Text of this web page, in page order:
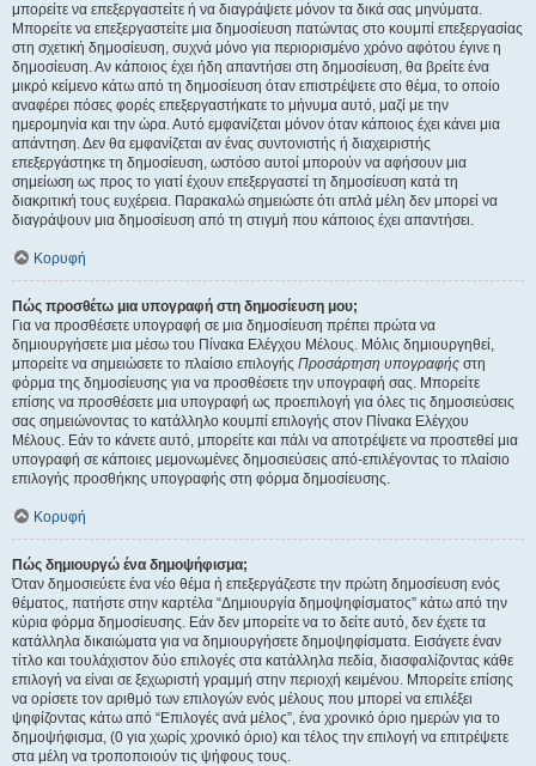
μπορείτε να επεξεργαστείτε ή να διαγράψετε μόνον τα δικά σας μηνύματα.
Μπορείτε να επεξεργαστείτε μια δημοσίευση πατώντας στο κουμπί επεξεργασίας
στη σχετική δημοσίευση, συχνά μόνο για περιορισμένο χρόνο αφότου έγινε η
δημοσίευση. Αν κάποιος έχει ήδη απαντήσει στη δημοσίευση, θα βρείτε ένα
μικρό κείμενο κάτω από τη δημοσίευση όταν επιστρέψετε στο θέμα, το οποίο
αναφέρει πόσες φορές επεξεργαστήκατε το μήνυμα αυτό, μαζί με την
ημερομηνία και την ώρα. Αυτό εμφανίζεται μόνον όταν κάποιος έχει κάνει μια
απάντηση. Δεν θα εμφανίζεται αν ένας συντονιστής ή διαχειριστής
επεξεργάστηκε τη δημοσίευση, ωστόσο αυτοί μπορούν να αφήσουν μια
σημείωση ως προς το γιατί έχουν επεξεργαστεί τη δημοσίευση κατά τη
διακριτική τους ευχέρεια. Παρακαλώ σημειώστε ότι απλά μέλη δεν μπορεί να
διαγράψουν μια δημοσίευση από τη στιγμή που κάποιος έχει απαντήσει.
Κορυφή
Πώς προσθέτω μια υπογραφή στη δημοσίευση μου;
Για να προσθέσετε υπογραφή σε μια δημοσίευση πρέπει πρώτα να
δημιουργήσετε μια μέσω του Πίνακα Ελέγχου Μέλους. Μόλις δημιουργηθεί,
μπορείτε να σημειώσετε το πλαίσιο επιλογής Προσάρτηση υπογραφής στη
φόρμα της δημοσίευσης για να προσθέσετε την υπογραφή σας. Μπορείτε
επίσης να προσθέσετε μια υπογραφή ως προεπιλογή για όλες τις δημοσιεύσεις
σας σημειώνοντας το κατάλληλο κουμπί επιλογής στον Πίνακα Ελέγχου
Μέλους. Εάν το κάνετε αυτό, μπορείτε και πάλι να αποτρέψετε να προστεθεί μια
υπογραφή σε κάποιες μεμονωμένες δημοσιεύσεις από-επιλέγοντας το πλαίσιο
επιλογής προσθήκης υπογραφής στη φόρμα δημοσίευσης.
Κορυφή
Πώς δημιουργώ ένα δημοψήφισμα;
Όταν δημοσιεύετε ένα νέο θέμα ή επεξεργάζεστε την πρώτη δημοσίευση ενός
θέματος, πατήστε στην καρτέλα “Δημιουργία δημοψηφίσματος” κάτω από την
κύρια φόρμα δημοσίευσης. Εάν δεν μπορείτε να το δείτε αυτό, δεν έχετε τα
κατάλληλα δικαιώματα για να δημιουργήσετε δημοψηφίσματα. Εισάγετε έναν
τίτλο και τουλάχιστον δύο επιλογές στα κατάλληλα πεδία, διασφαλίζοντας κάθε
επιλογή να είναι σε ξεχωριστή γραμμή στην περιοχή κειμένου. Μπορείτε επίσης
να ορίσετε τον αριθμό των επιλογών ενός μέλους που μπορεί να επιλέξει
ψηφίζοντας κάτω από “Επιλογές ανά μέλος”, ένα χρονικό όριο ημερών για το
δημοψήφισμα, (0 για χωρίς χρονικό όριο) και τέλος την επιλογή να επιτρέψετε
στα μέλη να τροποποιούν τις ψήφους τους.